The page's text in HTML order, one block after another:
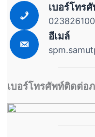
เบอร์โทร
023826100
อีเมล์
เบอร์โทรศัพท์ติดต่อ